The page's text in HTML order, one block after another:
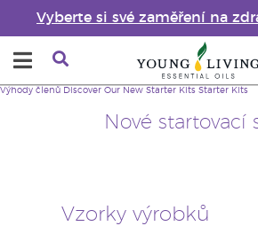
Vyberte si své zaměření na
Nové startovací
Výhody členů Discover Our New Starter Kits Starter Kits
Vzorky výrobků